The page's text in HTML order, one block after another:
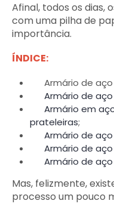
Afinal, todos os dias,
com uma pilha de
importância.
ÍNDICE:
Armário de aço
Armário de
Armário em
prateleiras;
Armário de
Armário de
Armário de
Mas, felizmente,
processo um pouco